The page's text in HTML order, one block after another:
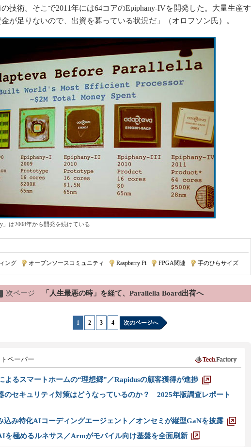
技術。そこで2011年には64コアのEpiphany-IVを開発した。大量生産す
が足りないので、出資を募っている状況だ」（オロフソン氏）。
」は2008年から開発を続けている
ング オープンソースコミュニティ Raspberry Pi FPGA関連 手のひらサイズ
次ページ 「人生最悪の時」を経て、Parallella Board出荷へ
1 2 3 4 次のページへ
ペーパー
よるスマートホームの“理想郷”／Rapidusの顧客獲得が進捗
のセキュリティ対策はどうなっているのか？ 2025年版調査レポート
込み特化AIコーディングエージェント／オンセミが縦型GaNを披露
を極めるルネサス／Armがモバイル向け基盤を全面刷新